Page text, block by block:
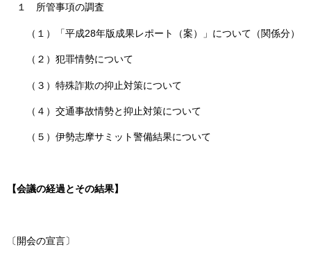
１ 所管事項の調査
（１）「平成28年版成果レポート（案）」について（関係分）
（２）犯罪情勢について
（３）特殊詐欺の抑止対策について
（４）交通事故情勢と抑止対策について
（５）伊勢志摩サミット警備結果について
【会議の経過とその結果】
〔開会の宣言〕